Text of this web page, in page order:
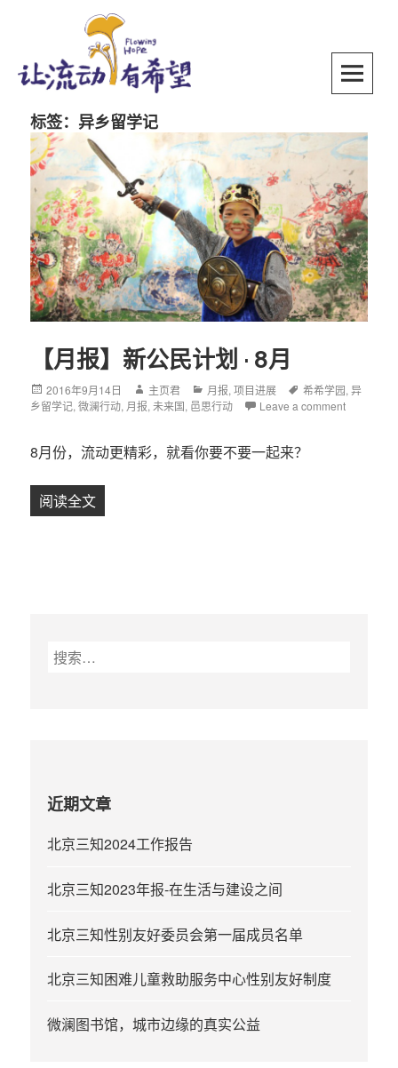
标签：异乡留学记
【月报】新公民计划 · 8月
Posted
on
2016年9月14日 Author
主页君 Categories
月报,项目进展 Tags
希希学园,异
乡留学记,微澜行动, 月报,未来国, 邑思行动 Leave a comment
8月份，流动更精彩，就看你要不要一起来？
阅读全文
搜
近期文章
北京三知2024工作报告
北京三知2023年报-在生活与建设之间
北京三知性别友好委员会第一届成员名单
北京三知困难儿童救助服务中心性别友好制度
微澜图书馆，城市边缘的真实公益